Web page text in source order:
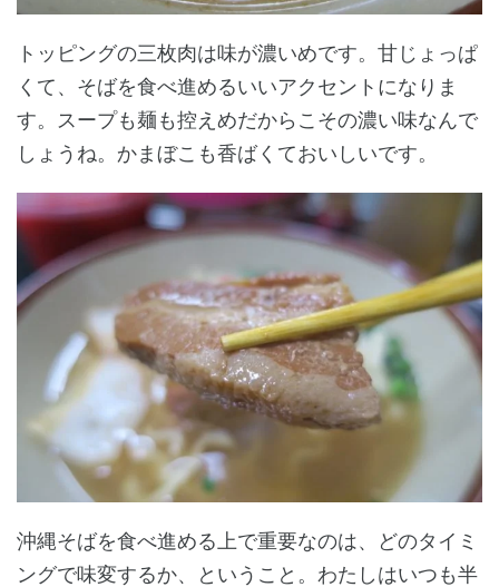
トッピングの三枚肉は味が濃いめです。甘じょっぱ
くて、そばを食べ進めるいいアクセントになりま
す。スープも麺も控えめだからこその濃い味なんで
しょうね。かまぼこも香ばくておいしいです。
沖縄そばを食べ進める上で重要なのは、どのタイミ
ングで味変するか、ということ。わたしはいつも半